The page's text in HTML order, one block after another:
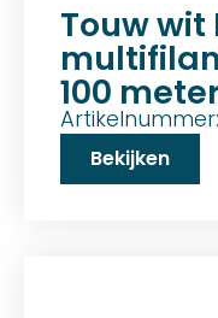
Touw wit
100
Artikelnummer:
Bekijken